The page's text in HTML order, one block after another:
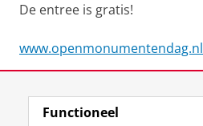
De entree is gratis!
www.openmonumentendag.nl
Functioneel